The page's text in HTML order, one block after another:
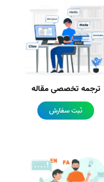
ترجمه تخصصی مقاله
ثبت سفارش